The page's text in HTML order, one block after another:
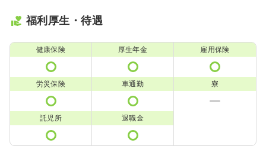
福利厚生・待遇
健康保険 厚生年金 雇用保険
労災保険 車通勤 寮
託児所 退職金